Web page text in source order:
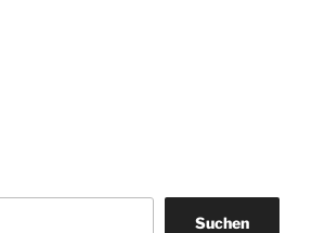
Suchen